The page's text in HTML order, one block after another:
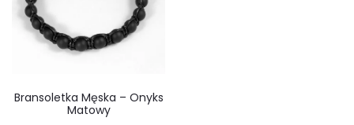
Bransoletka Męska – Onyks
Matowy